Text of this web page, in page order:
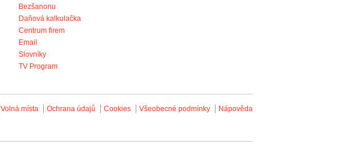
Bezšanonu
Daňová kalkulačka
Centrum firem
Email
Slovníky
TV Program
Volná místa Ochrana údajů Cookies Všeobecné podmínky Nápověda